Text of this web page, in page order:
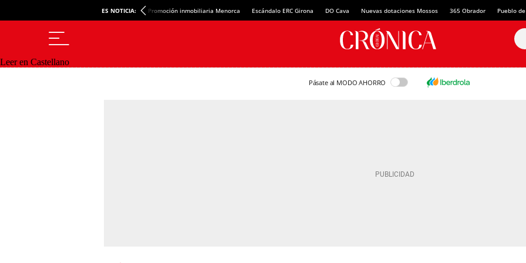
ES NOTICIA: Promoción inmobiliaria Menorca Escándalo ERC Girona DO Cava Nuevas dotaciones Mossos 365 Obrador Pueblo
Leer en Castellano
Pásate al MODO AHORRO